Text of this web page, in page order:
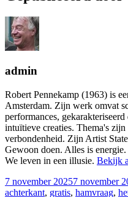
admin
Robert Pennekamp (1963) is
Amsterdam. Zijn werk omvat
performances,
intuïtieve creaties. Thema's
verbondenheid. Zijn Artist
Gewoon doen. Alles is
We leven in een illusie. Bekijk
Geplaatst
op
7 november 20257 november
achterkant, gratis, hamvraag,